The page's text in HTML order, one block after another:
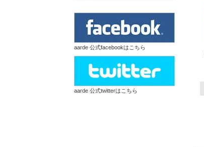
aarde 公式facebookはこちら
aarde 公式twitterはこちら